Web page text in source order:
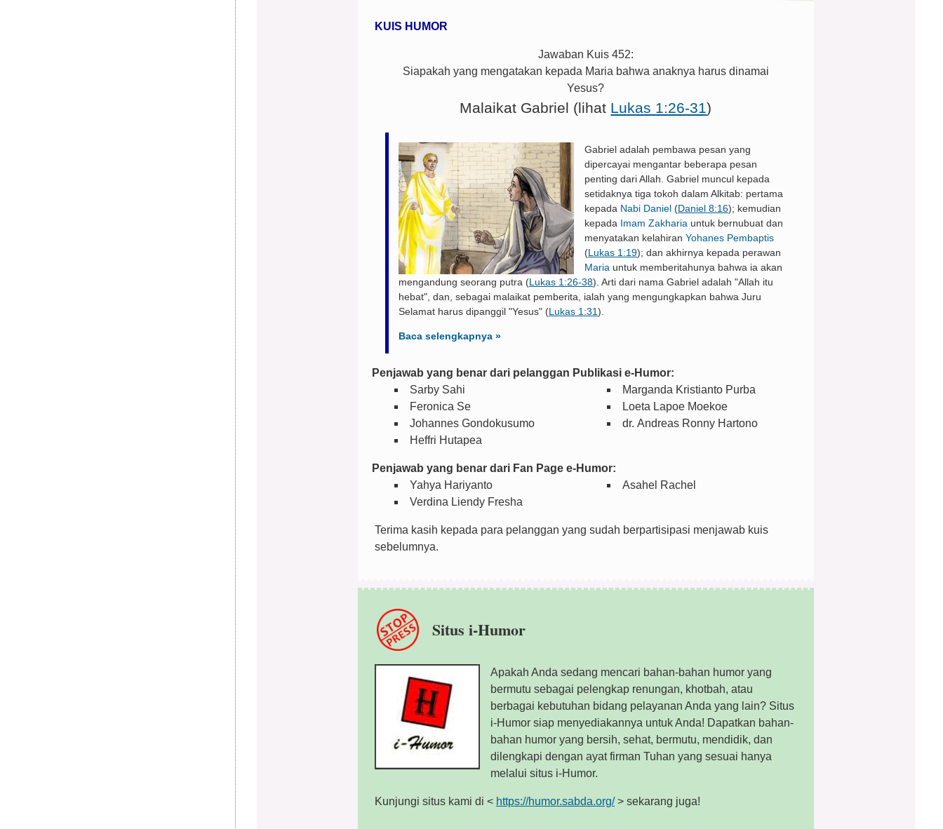
KUIS HUMOR
Jawaban Kuis 452:
Siapakah yang mengatakan kepada Maria bahwa anaknya harus dinamai
Yesus?
Malaikat Gabriel (lihat Lukas 1:26-31)
Gabriel adalah pembawa pesan yang
dipercayai mengantar beberapa pesan
penting dari Allah. Gabriel muncul kepada
setidaknya tiga tokoh dalam Alkitab: pertama
kepada Nabi Daniel(Daniel 8:16); kemudian
kepada Imam Zakhariauntuk bernubuat dan
menyatakan kelahiran Yohanes Pembaptis
(Lukas 1:19); dan akhirnya kepada perawan
Mariauntuk memberitahunya bahwa ia akan
mengandung seorang putra (Lukas 1:26-38). Arti dari nama Gabriel adalah "Allah itu
hebat", dan, sebagai malaikat pemberita, ialah yang mengungkapkan bahwa Juru
Selamat harus dipanggil "Yesus" (Lukas 1:31).
Baca selengkapnya »
Penjawab yang benar dari pelanggan Publikasi e-Humor:
Sarby Sahi
Feronica Se
Johannes Gondokusumo
Heffri Hutapea
Marganda Kristianto Purba
Loeta Lapoe Moekoe
dr. Andreas Ronny Hartono
Penjawab yang benar dari Fan Page e-Humor:
Yahya Hariyanto
Verdina Liendy Fresha
Asahel Rachel
Terima kasih kepada para pelanggan yang sudah berpartisipasi menjawab kuis
sebelumnya.
Situs i-Humor
Apakah Anda sedang mencari bahan-bahan humor yang
bermutu sebagai pelengkap renungan, khotbah, atau
berbagai kebutuhan bidang pelayanan Anda yang lain? Situs
i-Humor siap menyediakannya untuk Anda! Dapatkan bahan-
bahan humor yang bersih, sehat, bermutu, mendidik, dan
dilengkapi dengan ayat firman Tuhan yang sesuai hanya
melalui situs i-Humor.
Kunjungi situs kami di < https://humor.sabda.org/> sekarang juga!